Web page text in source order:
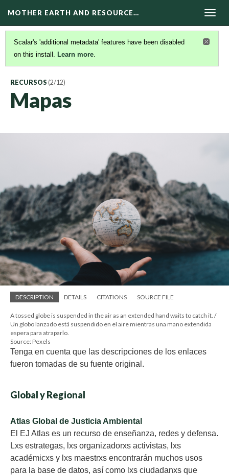
MOTHER EARTH AND RESOURCE…
Scalar's 'additional metadata' features have been disabled
on this install. Learn more.
RECURSOS (2/12)
Mapas
DESCRIPTION DETAILS CITATIONS SOURCE FILE
A tossed globe is suspended in the air as an extended hand waits to catch it. /
Un globo lanzado está suspendido en el aire mientras una mano extendida
espera para atraparlo.
Source: Pexels
Tenga en cuenta que las descripciones de los enlaces
fueron tomadas de su fuente original.
Global y Regional
Atlas Global de Justicia Ambiental
El EJ Atlas es un recurso de enseñanza, redes y defensa.
Lxs estrategas, lxs organizadorxs activistas, lxs
académicxs y lxs maestrxs encontrarán muchos usos
para la base de datos, así como lxs ciudadanxs que